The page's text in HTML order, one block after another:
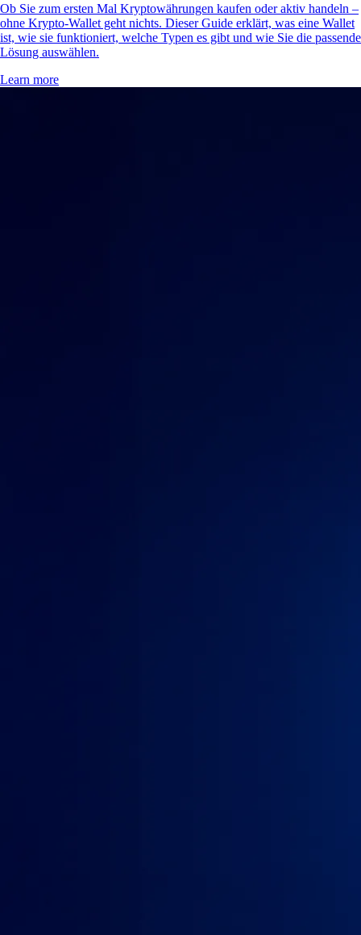
Ob Sie zum ersten Mal Kryptowährungen kaufen oder aktiv handeln –
ohne Krypto-Wallet geht nichts. Dieser Guide erklärt, was eine Wallet
ist, wie sie funktioniert, welche Typen es gibt und wie Sie die passende
Lösung auswählen.
Learn more